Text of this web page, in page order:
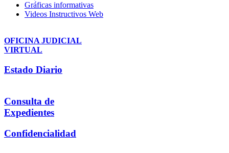
Gráficas informativas
Videos Instructivos Web
OFICINA JUDICIAL
VIRTUAL
Estado Diario
Consulta de
Expedientes
Confidencialidad